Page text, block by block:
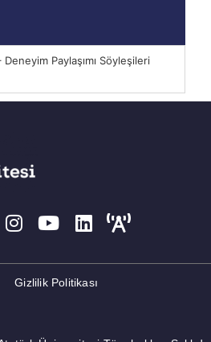
Paylaşımı Söyleşileri
Gizlilik Politikası